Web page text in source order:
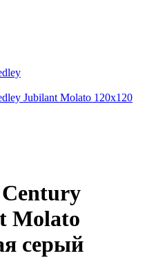
Jubilant Molato 120x120
Molato
серый